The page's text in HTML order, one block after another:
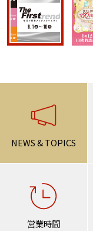
NEWS & TOPICS
営業時間